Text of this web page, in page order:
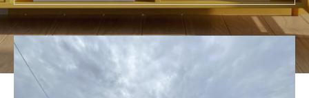
0 1 2 3 4 5
Ville
Surface